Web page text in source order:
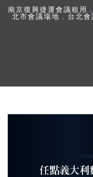
南京復興捷運會議租用
北市會議場地﹐台北